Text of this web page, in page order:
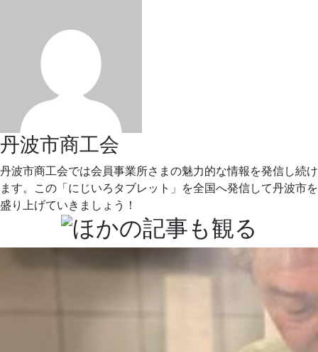
丹波市商工会
丹波市商工会では会員事業所さまの魅力的な情報を発信し続け
ます。この「にじいろタブレット」を全国へ発信して丹波市を
盛り上げていきましょう！